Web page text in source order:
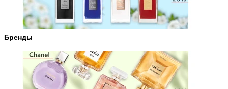
Бренды